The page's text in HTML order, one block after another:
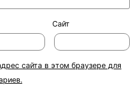
Сайт
сайта в этом браузере для